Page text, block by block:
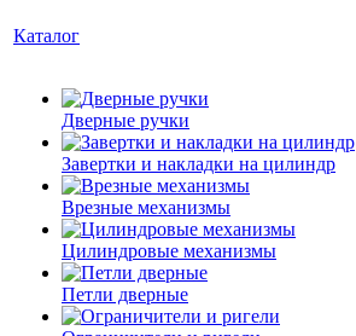
Каталог
Дверные ручки
Завертки и накладки на цилиндр
Врезные механизмы
Цилиндровые механизмы
Петли дверные